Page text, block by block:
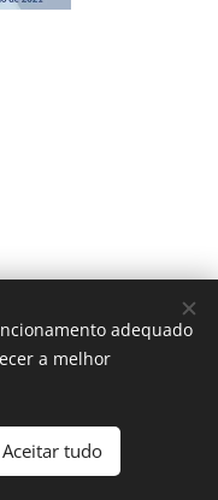
adequado
a melhor
Aceitar tudo